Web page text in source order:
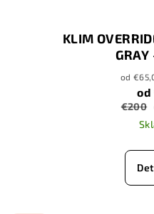
KLIM
GRAY
od
od
€200